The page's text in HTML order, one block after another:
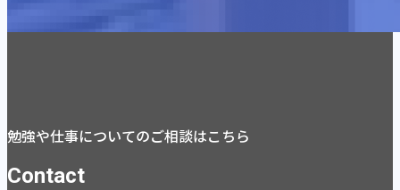
勉強や仕事についてのご相談はこちら
Contact